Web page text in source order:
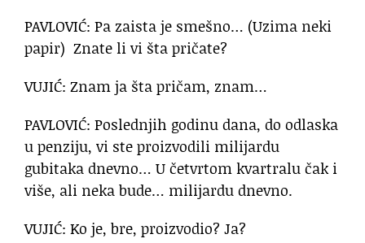
PAVLOVIĆ: Pa zaista je smešno… (Uzima neki
papir) Znate li vi šta pričate?
VUJIĆ: Znam ja šta pričam, znam…
PAVLOVIĆ: Poslednjih godinu dana, do odlaska
u penziju, vi ste proizvodili milijardu
gubitaka dnevno… U četvrtom kvartralu čak i
više, ali neka bude… milijardu dnevno.
VUJIĆ: Ko je, bre, proizvodio? Ja?